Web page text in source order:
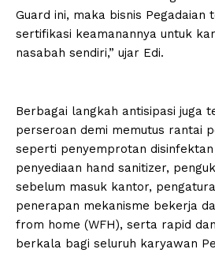
Guard ini, maka bisnis Pegadaian
sertifikasi keamanannya untuk
nasabah sendiri,” ujar Edi.
Berbagai langkah antisipasi juga
perseroan demi memutus rantai
seperti penyemprotan
penyediaan hand sanitizer,
sebelum masuk kantor,
penerapan mekanisme bekerja
from home (WFH), serta rapid
berkala bagi seluruh karyawan